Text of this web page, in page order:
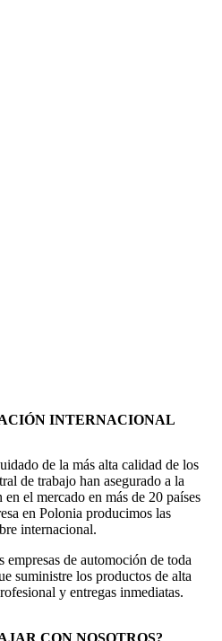
INTERNACIONAL
de la más alta calidad de los
de trabajo han asegurado a la
el mercado en más de 20 países
en Polonia producimos las
internacional.
de automoción de toda
suministre los productos de alta
y entregas inmediatas.
CON NOSOTROS?